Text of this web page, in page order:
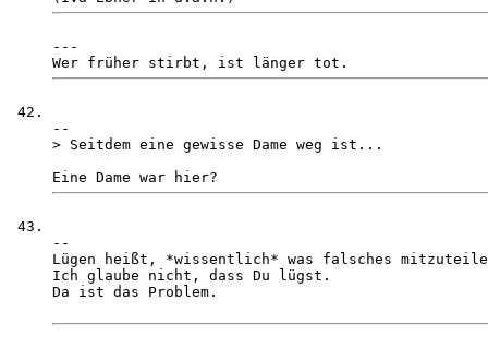
---
--
> Seitdem eine gewisse Dame weg ist...
--
Lügen heißt, *wissentlich* was falsches
Ich glaube nicht, dass Du lügst.
Da ist das Problem.